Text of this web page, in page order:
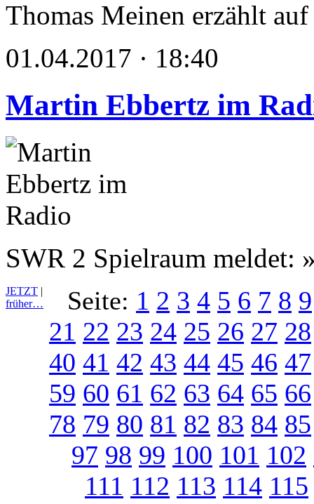
Thomas Meinen erzählt
01.04.2017 · 18:40
Martin Ebbertz im
SWR 2 Spielraum meldet:
JETZT |
früher…
Seite: 1 2 3 4 5 6 7 8 9
21 22 23 24 25 26 27 28
40 41 42 43 44 45 46 47
59 60 61 62 63 64 65 66
78 79 80 81 82 83 84 85
97 98 99 100 101 102
111 112 113 114 115